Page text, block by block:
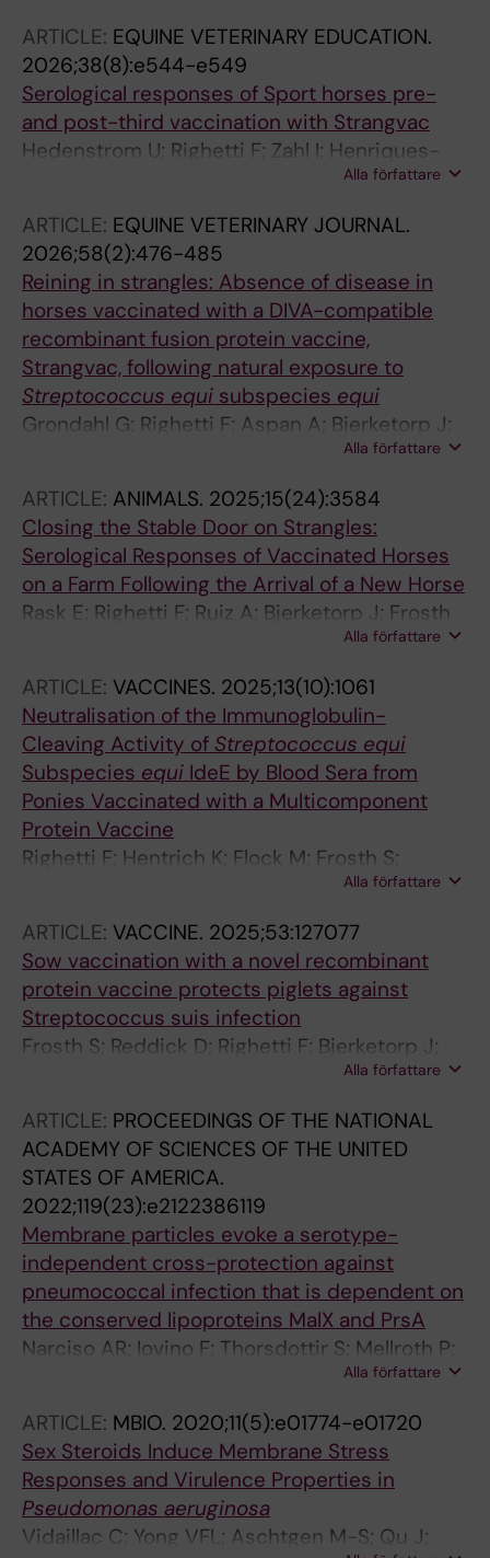
ARTICLE: EQUINE VETERINARY EDUCATION.
2026;38(8):e544-e549
Serological responses of Sport horses pre-
and post-third vaccination with Strangvac
Hedenstrom U; Righetti F; Zahl I; Henriques-
Normark B; Gustafsson A; Hartman E; Paillot R;
Alla författare
ARTICLE: EQUINE VETERINARY JOURNAL.
2026;58(2):476-485
Reining in strangles: Absence of disease in
horses vaccinated with a DIVA-compatible
recombinant fusion protein vaccine,
Strangvac, following natural exposure to
Streptococcus equi subspecies equi
Grondahl G; Righetti F; Aspan A; Bjerketorp J;
Frosth S; Frykberg L; Jacobsson K; Guss B;
Paillot R; Flock J-I; Henriques-Normark B;
Waller AS
Alla författare
ARTICLE: ANIMALS. 2025;15(24):3584
Closing the Stable Door on Strangles:
Serological Responses of Vaccinated Horses
on a Farm Following the Arrival of a New Horse
Rask E; Righetti F; Ruiz A; Bjerketorp J; Frosth
S; Frykberg L; Jacobsson K; Guss B; Flock J-I;
Henriques-Normark B; Hartman E; Gustafsson
A; Paillot R; Waller AS
Alla författare
ARTICLE: VACCINES. 2025;13(10):1061
Neutralisation of the Immunoglobulin-
Cleaving Activity of Streptococcus equi
Subspecies equi IdeE by Blood Sera from
Ponies Vaccinated with a Multicomponent
Protein Vaccine
Righetti F; Hentrich K; Flock M; Frosth S;
Jacobsson K; Bjerketorp J; Pathak A; Ido N;
Guss B; Wood T; Flock J-I; Waller AS
Alla författare
ARTICLE: VACCINE. 2025;53:127077
Sow vaccination with a novel recombinant
protein vaccine protects piglets against
Streptococcus suis infection
Frosth S; Reddick D; Righetti F; Bjerketorp J;
Jacobsson K; Henriques-Normark B; Jacobson
Waller A
Alla författare
ARTICLE: PROCEEDINGS OF THE NATIONAL
ACADEMY OF SCIENCES OF THE UNITED
STATES OF AMERICA.
2022;119(23):e2122386119
Membrane particles evoke a serotype-
independent cross-protection against
pneumococcal infection that is dependent on
the conserved lipoproteins MalX and PrsA
Narciso AR; Iovino F; Thorsdottir S; Mellroth P;
Codemo M; Spoerry C; Righetti F; Muschiol S;
Normark S; Nannapaneni P; Henriques-
Normark B
Alla författare
ARTICLE: MBIO. 2020;11(5):e01774-e01720
Sex Steroids Induce Membrane Stress
Responses and Virulence Properties in
Pseudomonas aeruginosa
Vidaillac C; Yong VFL; Aschtgen M-S; Qu J;